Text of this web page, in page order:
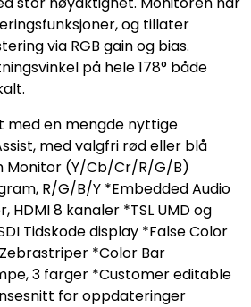
og tillater
via RGB gain og bias.
på hele 178° både
med en mengde nyttige
med valgfri rød eller blå
Monitor (Y/Cb/Cr/R/G/B)
R/G/B/Y *Embedded Audio
HDMI 8 kanaler *TSL UMD og
Tidskode display *False Color
*Color Bar
3 farger *Customer editable
for oppdateringer